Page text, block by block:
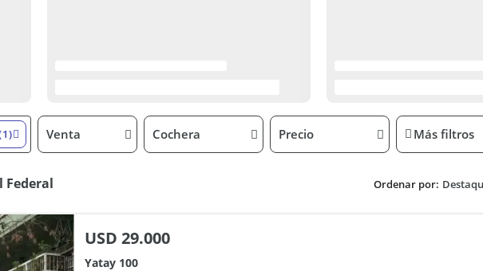
Venta Cochera Precio Más filtros
Federal Ordenar por:
USD 29.000
Yatay 100